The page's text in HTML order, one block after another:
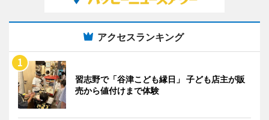
アクセスランキング
習志野で「谷津こども縁日」 子ども店主が販
売から値付けまで体験